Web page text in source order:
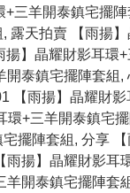
三羊開泰鎮宅擺
露天拍賣 【雨揚
】晶耀財影耳環
開泰鎮宅擺陣套
【雨揚】晶耀財
環+三羊開泰鎮宅
擺陣套組, 分享
雨揚】晶耀財影
開泰鎮宅擺陣套